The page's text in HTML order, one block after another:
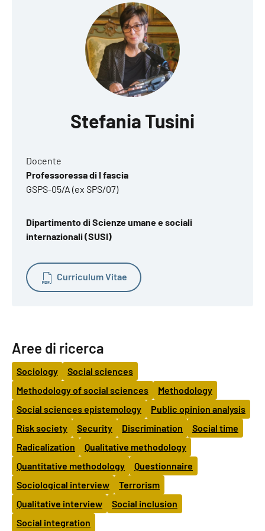
Stefania Tusini
Docente
Professoressa di I fascia
GSPS-05/A (ex SPS/07)
Dipartimento di Scienze umane e sociali
internazionali (SUSI)
Curriculum Vitae
Aree di ricerca
Sociology
Social sciences
Methodology of social sciences
Methodology
Social sciences epistemology
Public opinion analysis
Risk society
Security Discrimination
Social time
Radicalization
Qualitative methodology
Quantitative methodology
Questionnaire
Sociological interview
Terrorism
Qualitative interview
Social inclusion
Social integration